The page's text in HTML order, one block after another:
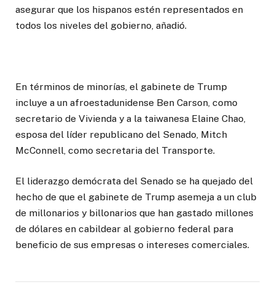
asegurar que los hispanos estén representados en
todos los niveles del gobierno, añadió.
En términos de minorías, el gabinete de Trump
incluye a un afroestadunidense Ben Carson, como
secretario de Vivienda y a la taiwanesa Elaine Chao,
esposa del líder republicano del Senado, Mitch
McConnell, como secretaria del Transporte.
El liderazgo demócrata del Senado se ha quejado del
hecho de que el gabinete de Trump asemeja a un club
de millonarios y billonarios que han gastado millones
de dólares en cabildear al gobierno federal para
beneficio de sus empresas o intereses comerciales.